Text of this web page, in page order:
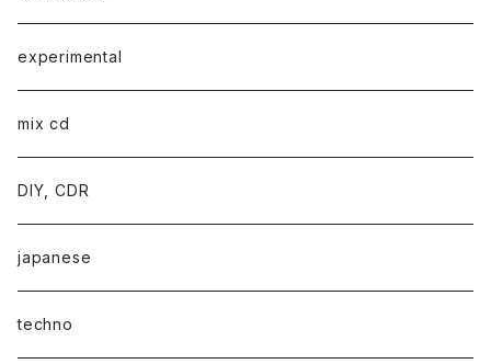
experimental
mix cd
DIY, CDR
japanese
techno